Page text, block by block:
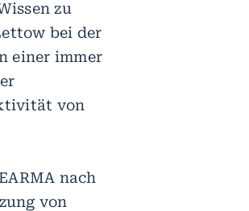
zu
bei der
einer immer
von
nach
von